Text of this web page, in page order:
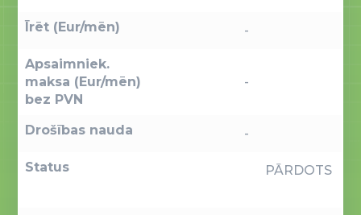
Īrēt (Eur/mēn) -
Apsaimniek.
maksa (Eur/mēn)
bez PVN
-
Drošības nauda -
Status PĀRDOTS